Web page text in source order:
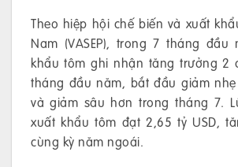
Theo hiệp hội chế biến và xuất
Nam (VASEP), trong 7 tháng
khẩu tôm ghi nhận tăng trưởng 2
tháng đầu năm, bắt đầu giảm
và giảm sâu hơn trong tháng 7.
xuất khẩu tôm đạt 2,65 tỷ USD,
cùng kỳ năm ngoái.